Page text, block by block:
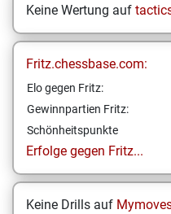
Keine Wertung auf
Fritz.chessbase.com:
Elo gegen Fritz:
Gewinnpartien Fritz:
Schönheitspunkte
Erfolge gegen Fritz...
Keine Drills auf